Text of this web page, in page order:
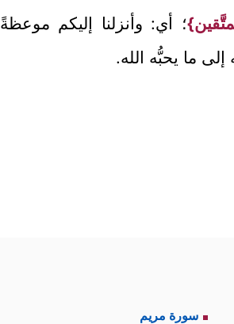
؛ أي: وأنزلنا إليكم موعظةً
ما يحبُّه الله.
سورة مريم